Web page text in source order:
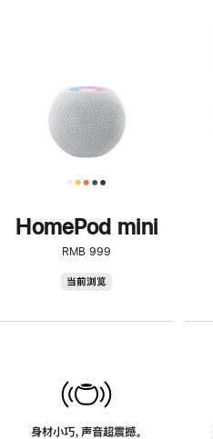
HomePod mini
RMB 999
当前浏览
身材小巧，声音超震撼。